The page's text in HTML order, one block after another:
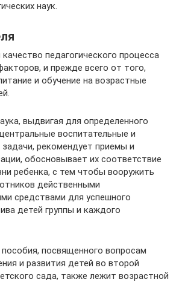
наук.
педагогического процесса
и прежде всего от того,
и обучение на возрастные
выдвигая для определенного
воспитательные и
рекомендует приемы и
обосновывает их соответствие
ребенка, с тем чтобы вооружить
действенными
средствами для успешного
детей группы и каждого
посвященного вопросам
и развития детей во второй
сада, также лежит возрастной